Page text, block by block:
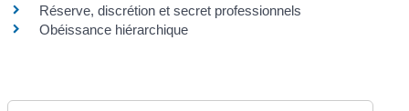
Réserve, discrétion et secret professionnels
Obéissance hiérarchique